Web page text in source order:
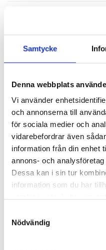
Samtycke
Denna webbplats
Vi använder
och annonserna till
för sociala medier och
vidarebefordrar även
information från din enhet
annons- och
Dessa kan i sin tur
information som du har
Nödvändig
PRODUKTBLAD
30 dagars öppet köp - gäller ej
VISA ALLT INOM LED-LJUS
Tillhörande